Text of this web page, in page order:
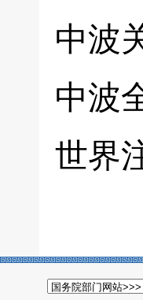
中波
中波
世界